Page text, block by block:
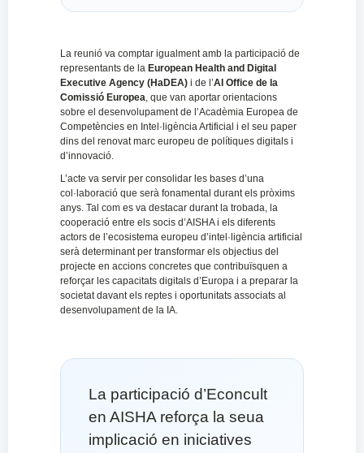
La reunió va comptar igualment amb la participació de
representants de la European Health and Digital
Executive Agency (HaDEA) i de l’AI Office de la
Comissió Europea, que van aportar orientacions
sobre el desenvolupament de l’Acadèmia Europea de
Competències en Intel·ligència Artificial i el seu paper
dins del renovat marc europeu de polítiques digitals i
d’innovació.
L’acte va servir per consolidar les bases d’una
col·laboració que serà fonamental durant els pròxims
anys. Tal com es va destacar durant la trobada, la
cooperació entre els socis d’AISHA i els diferents
actors de l’ecosistema europeu d’intel·ligència artificial
serà determinant per transformar els objectius del
projecte en accions concretes que contribuïsquen a
reforçar les capacitats digitals d’Europa i a preparar la
societat davant els reptes i oportunitats associats al
desenvolupament de la IA.
La participació d’Econcult
en AISHA reforça la seua
implicació en iniciatives